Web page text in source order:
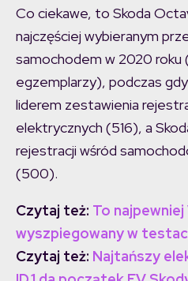
Co ciekawe, to Skoda
najczęściej wybieranym
samochodem w 2020 roku
egzemplarzy), podczas
liderem zestawienia
elektrycznych (516), a
rejestracji wśród
(500).
Czytaj też: To
wyszpiegowany w
Czytaj też: Najtańszy